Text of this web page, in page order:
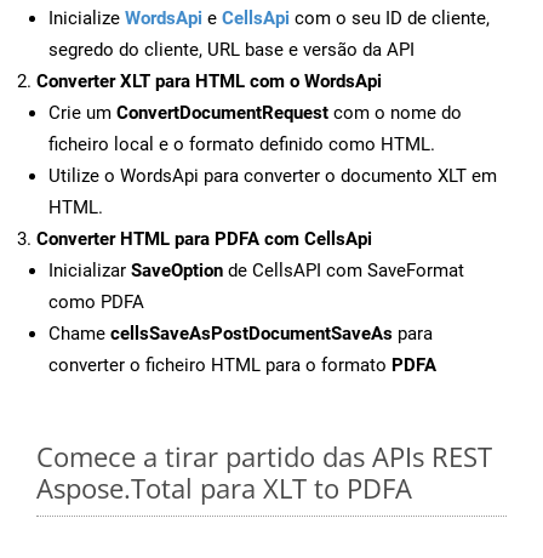
Inicialize WordsApi e CellsApi com o seu ID de cliente,
segredo do cliente, URL base e versão da API
Converter XLT para HTML com o WordsApi
Crie um ConvertDocumentRequest com o nome do
ficheiro local e o formato definido como HTML.
Utilize o WordsApi para converter o documento XLT em
HTML.
Converter HTML para PDFA com CellsApi
Inicializar SaveOption de CellsAPI com SaveFormat
como PDFA
Chame cellsSaveAsPostDocumentSaveAs para
converter o ficheiro HTML para o formato PDFA
Comece a tirar partido das APIs REST
Aspose.Total para XLT to PDFA